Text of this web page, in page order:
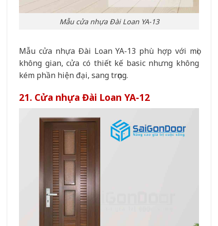
Mẫu cửa nhựa Đài Loan YA-13
Mẫu cửa nhựa Đài Loan YA-13 phù hợp với mọi
không gian, cửa có thiết kế basic nhưng không
kém phần hiện đại, sang trọng.
21. Cửa nhựa Đài Loan YA-12